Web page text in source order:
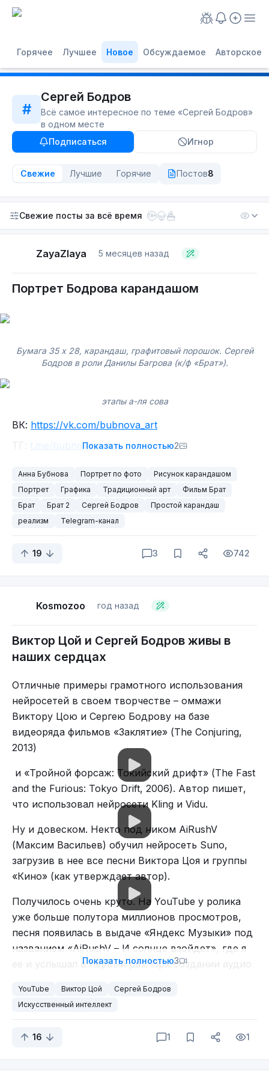
Горячее Лучшее Новое Обсуждаемое Авторское
#
Сергей Бодров
Всё самое интересное по теме «Сергей Бодров»
в одном месте
Подписаться
Игнор
Свежие Лучшие Горячие Постов8
Свежие посты за всё время 18+
ZayaZlaya 5 месяцев назад
Портрет Бодрова карандашом⁠⁠
Бумага 35 х 28, карандаш, графитовый порошок. Сергей
Бодров в роли Данилы Багрова (к/ф «Брат»).
этапы а-ля сова
ВК: https://vk.com/bubnova_art
t.me/bubnova_artistПоказать полностью2
Анна Бубнова Портрет по фото
Рисунок карандашом
Портрет
Графика Традиционный арт
Фильм Брат
Брат
Брат 2 Сергей Бодров
Простой карандаш
реализм
Telegram-канал
19 3 742
Kosmozoo год назад
Виктор Цой и Сергей Бодров живы в
наших сердцах
Отличные примеры грамотного использования
нейросетей в своем творчестве – оммажи
Виктору Цою и Сергею Бодрову на базе
видеоряда фильмов «Заклятие» (The Conjuring,
2013)
и «Тройной форсаж: Токийский дрифт» (The Fast
and the Furious: Tokyo Drift, 2006). Автор пишет,
что использовал нейросети Kling и Vidu.
Ну и довеском. Некто под ником AiRushV
(Максим Васильев) обучил нейросеть Suno,
загрузив в нее все песни Виктора Цоя и группы
«Кино» (как утверждает автор).
Получилось очень круто. На YouTube у ролика
уже больше полутора миллионов просмотров,
песня появилась в выдаче «Яндекс Музыки» под
названием «AiRushV – И солнце взойдет», где я
ее и услышал в первый раз. При создании аудио
Sora, PixVerse, Kling и видередактор CapCut.
Показать полностью3
YouTube Виктор Цой
Сергей Бодров
Искусственный интеллект
16 1 1